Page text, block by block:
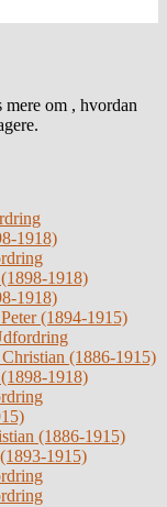
om , hvordan
1918)
1918)
1918)
(1894-1915)
(1886-1915)
1918)
(1886-1915)
1915)